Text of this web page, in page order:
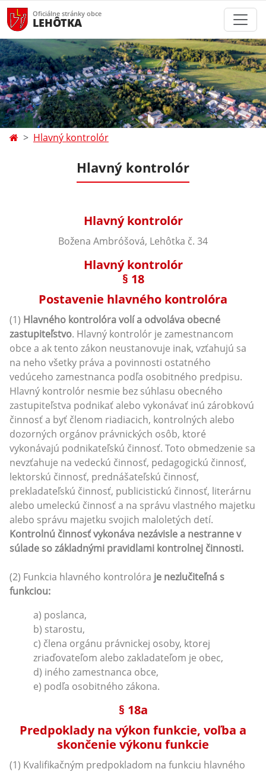
Oficiálne stránky obce
LEHÔTKA
Hlavný kontrolór
Hlavný kontrolór
Hlavný kontrolór
Božena Ambróšová, Lehôtka č. 34
Hlavný kontrolór
§ 18
Postavenie hlavného kontrolóra
(1) Hlavného kontrolóra volí a odvoláva obecné
zastupiteľstvo. Hlavný kontrolór je zamestnancom
obce a ak tento zákon neustanovuje inak, vzťahujú sa
na neho všetky práva a povinnosti ostatného
vedúceho zamestnanca podľa osobitného predpisu.
Hlavný kontrolór nesmie bez súhlasu obecného
zastupiteľstva podnikať alebo vykonávať inú zárobkovú
činnosť a byť členom riadiacich, kontrolných alebo
dozorných orgánov právnických osôb, ktoré
vykonávajú podnikateľskú činnosť. Toto obmedzenie sa
nevzťahuje na vedeckú činnosť, pedagogickú činnosť,
lektorskú činnosť, prednášateľskú činnosť,
prekladateľskú činnosť, publicistickú činnosť, literárnu
alebo umeleckú činnosť a na správu vlastného majetku
alebo správu majetku svojich maloletých detí.
Kontrolnú činnosť vykonáva nezávisle a nestranne v
súlade so základnými pravidlami kontrolnej činnosti.
(2) Funkcia hlavného kontrolóra je nezlučiteľná s
funkciou:
a) poslanca,
b) starostu,
c) člena orgánu právnickej osoby, ktorej
zriaďovateľom alebo zakladateľom je obec,
d) iného zamestnanca obce,
e) podľa osobitného zákona.
§ 18a
Predpoklady na výkon funkcie, voľba a
skončenie výkonu funkcie
(1) Kvalifikačným predpokladom na funkciu hlavného